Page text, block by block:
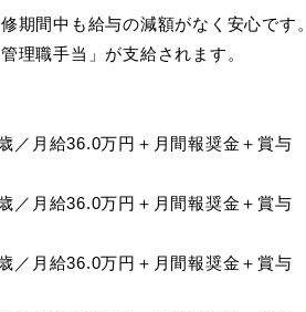
期間中も給与の減額がなく安心です。
理職手当」が支給されます。
／月給36.0万円＋月間報奨金＋賞与
／月給36.0万円＋月間報奨金＋賞与
／月給36.0万円＋月間報奨金＋賞与